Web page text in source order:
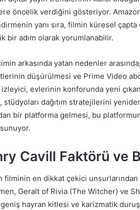
öncelik verdiğini gösteriyor.
yanı sıra, filmin küresel çapta
bir adım olarak yorumlanabilir.
arkasında yatan nedenler
düşürülmesi ve Prime Video
evlerinin konforunda yeni
stüdyoları dağıtım stratejilerini
bir platforma gelmesi, bu
Cavill Faktörü ve
filminin en dikkat çekici
Geralt of Rivia (The Witcher) ve
hayran kitlesi ve karizmatik